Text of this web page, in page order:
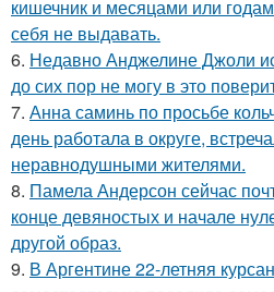
кишечник и месяцами или
себя не выдавать.
6. Недавно Анджелине Джоли
до сих пор не могу в это
7. Анна саминь по просьбе
день работала в округе,
неравнодушными жителями.
8. Памела Андерсон сейчас
конце девяностых и начале
другой образ.
9. В Аргентине 22-летняя